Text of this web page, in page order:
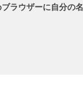
ラウザーに自分の